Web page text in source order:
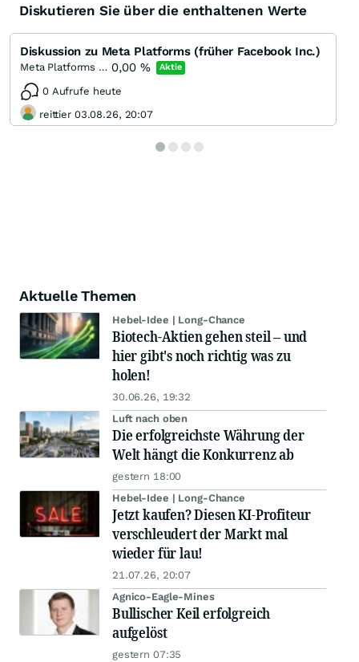
Diskutieren Sie über die enthaltenen Werte
Diskussion zu Meta Platforms (früher Facebook Inc.)
Meta Platforms (A) 0,00 % Aktie
0 Aufrufe heute
reittier 03.08.26, 20:07
Aktuelle Themen
Hebel-Idee | Long-Chance
Biotech-Aktien gehen steil – und
hier gibt's noch richtig was zu
holen!
30.06.26, 19:32
Luft nach oben
Die erfolgreichste Währung der
Welt hängt die Konkurrenz ab
gestern 18:00
Hebel-Idee | Long-Chance
Jetzt kaufen? Diesen KI-Profiteur
verschleudert der Markt mal
wieder für lau!
21.07.26, 20:07
Agnico-Eagle-Mines
Bullischer Keil erfolgreich
aufgelöst
gestern 07:35